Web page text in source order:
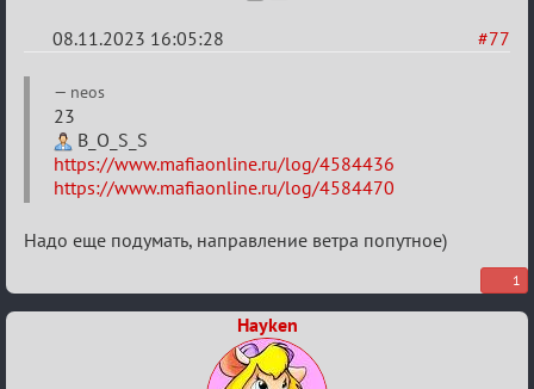
#77
08.11.2023 16:05:28
Re:
ВСПОМНИТЬ
ВСЕХ
2
neos
23
B_O_S_S
https://www.mafiaonline.ru/log/4584436
https://www.mafiaonline.ru/log/4584470
Надо еще подумать, направление ветра попутное)
1
Hayken